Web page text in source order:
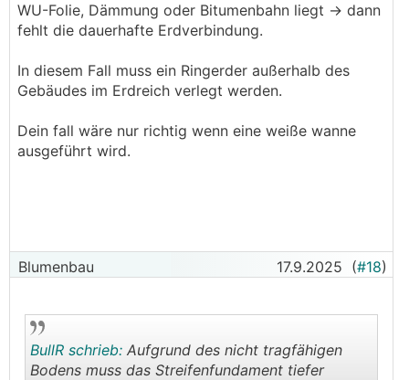
WU-Folie, Dämmung oder Bitumenbahn liegt → dann
fehlt die dauerhafte Erdverbindung.
In diesem Fall muss ein Ringerder außerhalb des
Gebäudes im Erdreich verlegt werden.
Dein fall wäre nur richtig wenn eine weiße wanne
ausgeführt wird.
Blumenbau 17.9.2025 (#18)
BullR schrieb: Aufgrund des nicht tragfähigen
Bodens muss das Streifenfundament tiefer